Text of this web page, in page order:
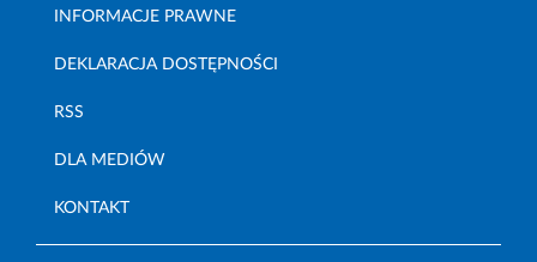
INFORMACJE PRAWNE
DEKLARACJA DOSTĘPNOŚCI
RSS
DLA MEDIÓW
KONTAKT